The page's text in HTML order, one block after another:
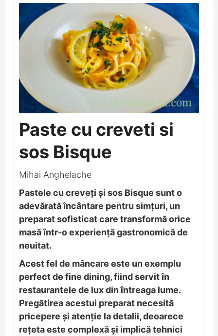
Paste cu creveti si
sos Bisque
Mihai Anghelache
Pastele cu creveți și sos Bisque sunt o
adevărată încântare pentru simțuri, un
preparat sofisticat care transformă orice
masă într-o experiență gastronomică de
neuitat.
Acest fel de mâncare este un exemplu
perfect de fine dining, fiind servit în
restaurantele de lux din întreaga lume.
Pregătirea acestui preparat necesită
pricepere și atenție la detalii, deoarece
rețeta este complexă și implică tehnici